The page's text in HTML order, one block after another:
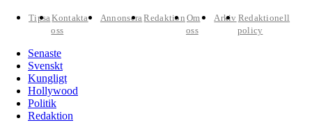
TipsaKontakta
oss
AnnonseraRedaktion Om
oss
Arkiv Redaktionell
policy
Senaste
Svenskt
Kungligt
Hollywood
Politik
Redaktion